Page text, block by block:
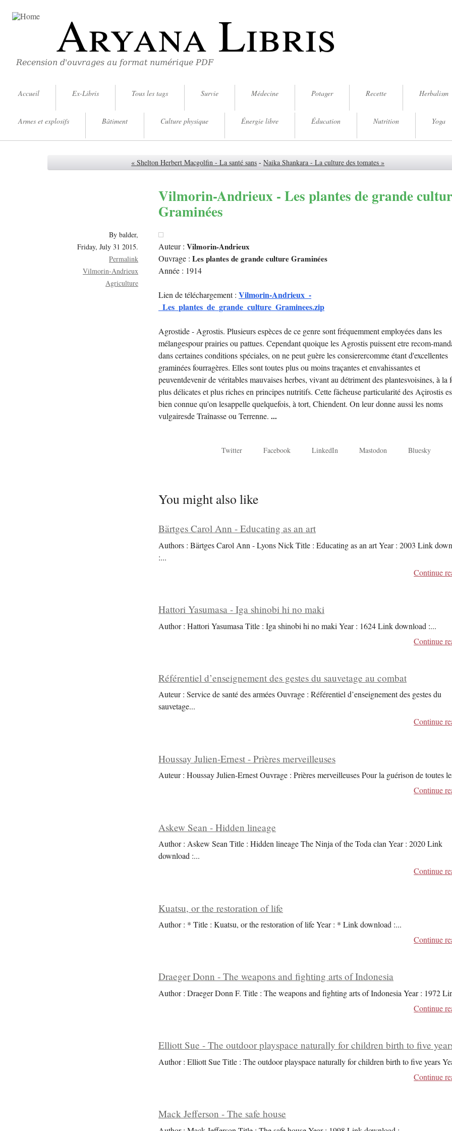
Aryana Libris
Recension d'ouvrages au format numérique PDF
Accueil Ex-Libris Tous les tags Survie Médecine Potager Recette Herbalism
Armes et explosifs Bâtiment Culture physique Énergie libre Éducation Nutrition Yoga
« Shelton Herbert Macgolfin - La santé sans - Naika Shankara - La culture des tomates »
Vilmorin-Andrieux - Les plantes de grande
Graminées
By balder,
Friday, July 31 2015.
Permalink
Vilmorin-Andrieux
Agriculture
Auteur :Vilmorin-Andrieux
Ouvrage :Les plantes de grande culture Graminées
Année : 1914
Lien de téléchargement :Vilmorin-Andrieux_-
_Les_plantes_de_grande_culture_Graminees.zip
Agrostide - Agrostis. Plusieurs espèces de ce genre sont fréquemment employées dans les
mélangespour prairies ou pattues. Cependant quoique les Agrostis puissent etre recom-
dans certaines conditions spéciales, on ne peut guère les consierercomme étant d'excellentes
graminées fourragères. Elles sont toutes plus ou moins traçantes et envahissantes et
peuventdevenir de véritables mauvaises herbes, vivant au détriment des plantesvoisines, à la
plus délicates et plus riches en principes nutritifs. Cette fâcheuse particularité des Açirostis
bien connue qu'on lesappelle quelquefois, à tort, Chiendent. On leur donne aussi les noms
vulgairesde Traînasse ou Terrenne....
Twitter Facebook LinkedIn Mastodon Bluesky
You might also like
Bärtges Carol Ann - Educating as an art
Authors : Bärtges Carol Ann - Lyons Nick Title : Educating as an art Year : 2003 Link
:...
Continue
Hattori Yasumasa - Iga shinobi hi no maki
Author : Hattori Yasumasa Title : Iga shinobi hi no maki Year : 1624 Link download :...
Continue
Référentiel d’enseignement des gestes du sauvetage au combat
Auteur : Service de santé des armées Ouvrage : Référentiel d’enseignement des gestes du
sauvetage...
Continue
Houssay Julien-Ernest - Prières merveilleuses
Auteur : Houssay Julien-Ernest Ouvrage : Prières merveilleuses Pour la guérison de toutes
Continue
Askew Sean - Hidden lineage
Author : Askew Sean Title : Hidden lineage The Ninja of the Toda clan Year : 2020 Link
download :...
Continue
Kuatsu, or the restoration of life
Author : * Title : Kuatsu, or the restoration of life Year : * Link download :...
Continue
Draeger Donn - The weapons and fighting arts of Indonesia
Author : Draeger Donn F. Title : The weapons and fighting arts of Indonesia Year : 1972
Continue
Elliott Sue - The outdoor playspace naturally for children birth to five
Author : Elliott Sue Title : The outdoor playspace naturally for children birth to five years
Continue
Mack Jefferson - The safe house